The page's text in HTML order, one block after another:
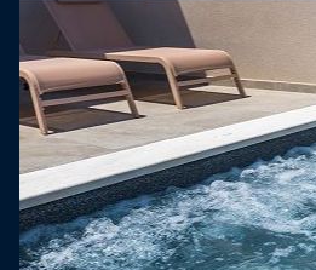
Yngre grupper er ikke tillatt.